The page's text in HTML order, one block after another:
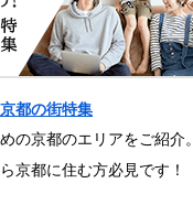
都の街特集
の京都のエリアをご紹介。
京都に住む方必見です！